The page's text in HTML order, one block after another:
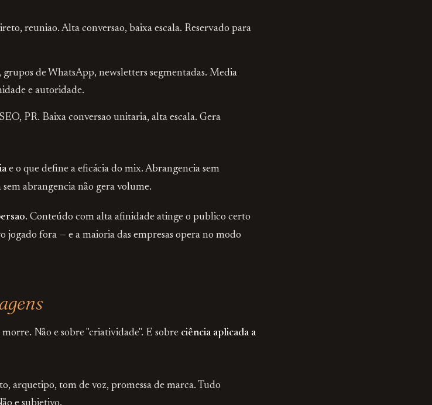
reuniao. Alta conversao, baixa escala. Reservado para
grupos de WhatsApp, newsletters segmentadas. Media
e autoridade.
PR. Baixa conversao unitaria, alta escala. Gera
e o que define a eficácia do mix. Abrangencia sem
abrangencia não gera volume.
. Conteúdo com alta afinidade atinge o publico certo
jogado fora — e a maioria das empresas opera no modo
Não e sobre "criatividade". E sobre ciência aplicada a
arquetipo, tom de voz, promessa de marca. Tudo